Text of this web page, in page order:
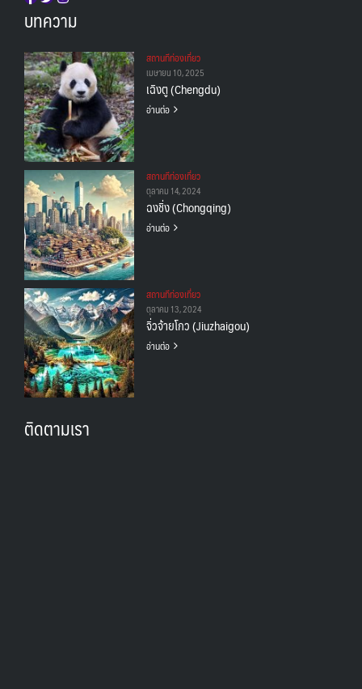
บทความ
สถานทีท่องเที่ยว
เมษายน 10, 2025
เฉิงตู (Chengdu)
อ่านต่อ
สถานทีท่องเที่ยว
ตุลาคม 14, 2024
ฉงชิ่ง (Chongqing)
อ่านต่อ
สถานทีท่องเที่ยว
ตุลาคม 13, 2024
จิ่วจ้ายโกว (Jiuzhaigou)
อ่านต่อ
ติดตามเรา